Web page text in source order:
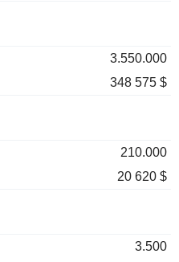
3.550.000
348 575 $
210.000
20 620 $
3.500